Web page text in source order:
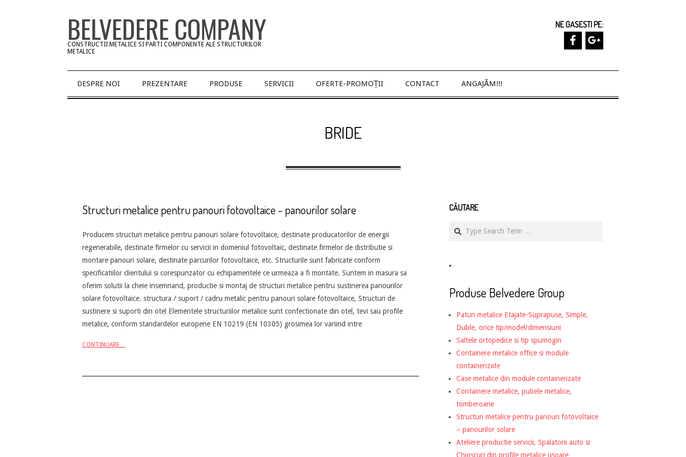
BELVEDERE COMPANY
CONSTRUCTII METALICE SI PARTI COMPONENTE ALE STRUCTURILOR
METALICE
NE GASESTI PE:
DESPRE NOI PREZENTARE PRODUSE SERVICII OFERTE-PROMOȚII CONTACT ANGAJĂM!!!
BRIDE
Structuri metalice pentru panouri fotovoltaice – panourilor solare
05-
13
Producem structuri metalice pentru panouri solare fotovoltaice, destinate producatorilor de energii
regenerabile, destinate firmelor cu servicii in domeniul fotovoltaic, destinate firmelor de distributie si
montare panouri solare, destinate parcurilor fotovoltaice, etc. Structurile sunt fabricate conform
specificatiilor clientului si corespunzator cu echipamentele ce urmeaza a fi montate. Suntem in masura sa
oferim solutii la cheie insemnand, productie si montaj de structuri metalice pentru sustinerea panourilor
solare fotovoltaice. structura / suport / cadru metalic pentru panouri solare fotovoltaice, Structuri de
sustinere si suporti din otel Elementele structuriilor metalice sunt confectionate din otel, tevi sau profile
metalice, conform standardelor europene EN 10219 (EN 10305) grosimea lor variind intre
CONTINUARE…
CĂUTARE
Produse Belvedere Group
Paturi metalice Etajate-Suprapuse, Simple,
Duble, orice tip/model/dimensiuni
Saltele ortopedice si tip spumogin
Containere metalice office si module
containerizate
Case metalice din module containerizate
Containere metalice, pubele metalice,
tomberoane
Structuri metalice pentru panouri fotovoltaice
– panourilor solare
Ateliere productie servicii, Spalatorii auto si
Chioscuri din profile metalice usoare